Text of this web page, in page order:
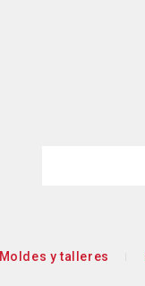
Moldes y talleres